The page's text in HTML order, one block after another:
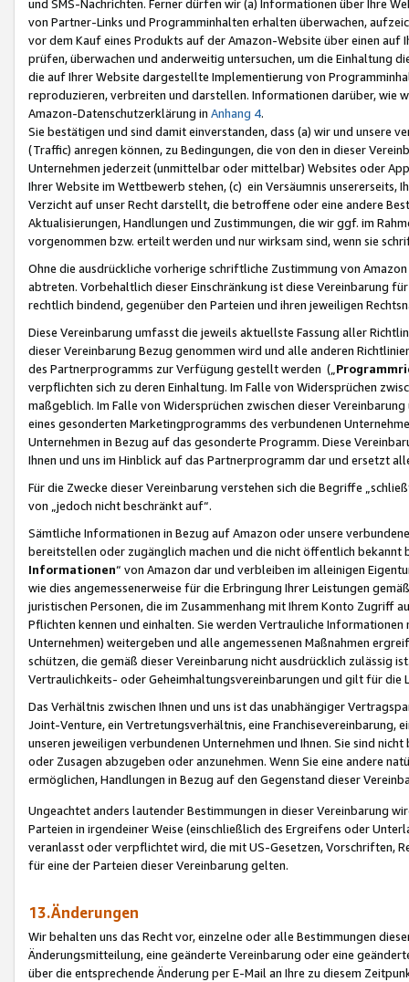
und SMS-Nachrichten. Ferner dürfen wir (a) Informationen über Ihre
von Partner-Links und Programminhalten erhalten überwachen,
vor dem Kauf eines Produkts auf der Amazon-Website über einen
prüfen, überwachen und anderweitig untersuchen, um die Einhaltung
die auf Ihrer Website dargestellte Implementierung von
reproduzieren, verbreiten und darstellen. Informationen darüber, wie
Amazon-Datenschutzerklärung in Anhang 4.
Sie bestätigen und sind damit einverstanden, dass (a) wir und
(Traffic) anregen können, zu Bedingungen, die von den in dieser
Unternehmen jederzeit (unmittelbar oder mittelbar) Websites oder
Ihrer Website im Wettbewerb stehen, (c) ein Versäumnis unsererseits,
Verzicht auf unser Recht darstellt, die betroffene oder eine andere
Aktualisierungen, Handlungen und Zustimmungen, die wir ggf. im
vorgenommen bzw. erteilt werden und nur wirksam sind, wenn sie
Ohne die ausdrückliche vorherige schriftliche Zustimmung von
abtreten. Vorbehaltlich dieser Einschränkung ist diese Vereinbarung
rechtlich bindend, gegenüber den Parteien und ihren jeweiligen
Diese Vereinbarung umfasst die jeweils aktuellste Fassung aller
dieser Vereinbarung Bezug genommen wird und alle anderen
des Partnerprogramms zur Verfügung gestellt werden („
verpflichten sich zu deren Einhaltung. Im Falle von Widersprüchen
maßgeblich. Im Falle von Widersprüchen zwischen dieser
eines gesonderten Marketingprogramms des verbundenen
Unternehmen in Bezug auf das gesonderte Programm. Diese
Ihnen und uns im Hinblick auf das Partnerprogramm dar und ersetzt
Für die Zwecke dieser Vereinbarung verstehen sich die Begriffe
von „jedoch nicht beschränkt auf“.
Sämtliche Informationen in Bezug auf Amazon oder unsere
bereitstellen oder zugänglich machen und die nicht öffentlich
Informationen“ von Amazon dar und verbleiben im alleinigen
wie dies angemessenerweise für die Erbringung Ihrer Leistungen
juristischen Personen, die im Zusammenhang mit Ihrem Konto
Pflichten kennen und einhalten. Sie werden Vertrauliche
Unternehmen) weitergeben und alle angemessenen Maßnahmen
schützen, die gemäß dieser Vereinbarung nicht ausdrücklich zulässig
Vertraulichkeits- oder Geheimhaltungsvereinbarungen und gilt für die
Das Verhältnis zwischen Ihnen und uns ist das unabhängiger
Joint-Venture, ein Vertretungsverhältnis, eine Franchisevereinbarung,
unseren jeweiligen verbundenen Unternehmen und Ihnen. Sie sind
oder Zusagen abzugeben oder anzunehmen. Wenn Sie eine andere
ermöglichen, Handlungen in Bezug auf den Gegenstand dieser
Ungeachtet anders lautender Bestimmungen in dieser Vereinbarung
Parteien in irgendeiner Weise (einschließlich des Ergreifens oder
veranlasst oder verpflichtet wird, die mit US-Gesetzen, Vorschriften,
für eine der Parteien dieser Vereinbarung gelten.
13.Änderungen
Wir behalten uns das Recht vor, einzelne oder alle Bestimmungen
Änderungsmitteilung, eine geänderte Vereinbarung oder eine
über die entsprechende Änderung per E-Mail an Ihre zu diesem